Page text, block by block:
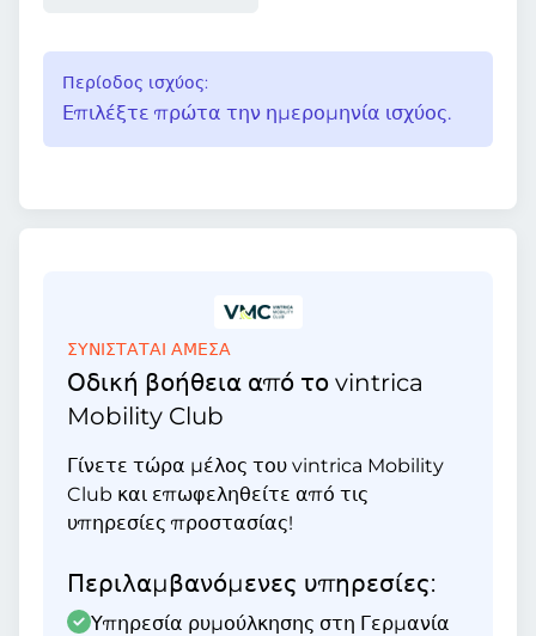
Περίοδος ισχύος:
Επιλέξτε πρώτα την ημερομηνία ισχύος.
ΣΥΝΙΣΤΑΤΑΙ ΑΜΕΣΑ
Οδική βοήθεια από το vintrica
Mobility Club
Γίνετε τώρα μέλος του vintrica Mobility
Club και επωφεληθείτε από τις
υπηρεσίες προστασίας!
Περιλαμβανόμενες υπηρεσίες:
Υπηρεσία ρυμούλκησης στη Γερμανία